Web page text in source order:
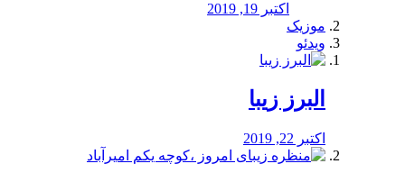
اکتبر 19, 2019
موزیک
ویدئو
البرز زیبا
اکتبر 22, 2019